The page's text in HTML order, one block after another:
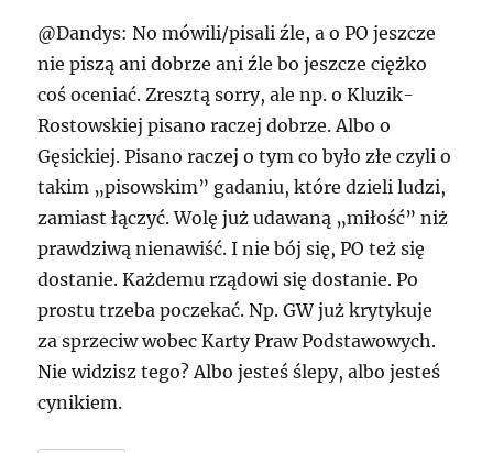
@Dandys: No mówili/pisali źle, a o PO jeszcze
nie piszą ani dobrze ani źle bo jeszcze ciężko
coś oceniać. Zresztą sorry, ale np. o Kluzik-
Rostowskiej pisano raczej dobrze. Albo o
Gęsickiej. Pisano raczej o tym co było złe czyli o
takim „pisowskim” gadaniu, które dzieli ludzi,
zamiast łączyć. Wolę już udawaną „miłość” niż
prawdziwą nienawiść. I nie bój się, PO też się
dostanie. Każdemu rządowi się dostanie. Po
prostu trzeba poczekać. Np. GW już krytykuje
za sprzeciw wobec Karty Praw Podstawowych.
Nie widzisz tego? Albo jesteś ślepy, albo jesteś
cynikiem.